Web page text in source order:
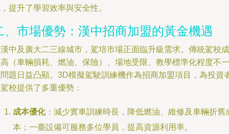
提升了學習效率與安全性。
、市場優勢：漢中招商加盟的黃金機遇
中及廣大二三線城市，駕培市場正面臨升級需求。傳統駕校成
（車輛損耗、燃油、保險）、場地受限、教學標準化程度不一
題日益凸顯。3D模擬駕駛訓練機作為招商加盟項目，為投資
校提供了多重優勢：
成本優化：減少實車訓練時長，降低燃油、維修及車輛折舊
本；一臺設備可服務多位學員，提高資源利用率。